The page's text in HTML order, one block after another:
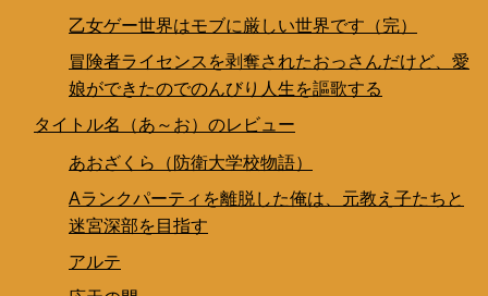
乙女ゲー世界はモブに厳しい世界です（完）
冒険者ライセンスを剥奪されたおっさんだけど、愛
娘ができたのでのんびり人生を謳歌する
タイトル名（あ～お）のレビュー
あおざくら（防衛大学校物語）
Aランクパーティを離脱した俺は、元教え子たちと
迷宮深部を目指す
アルテ